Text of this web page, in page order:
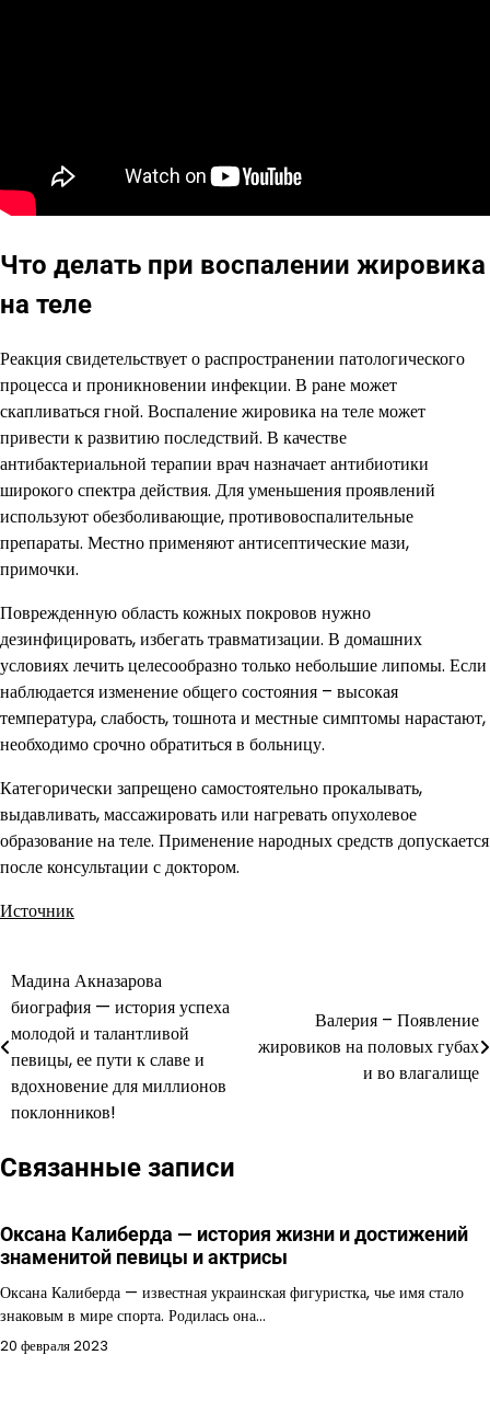
Что делать при воспалении жировика
на теле
Реакция свидетельствует о распространении патологического
процесса и проникновении инфекции. В ране может
скапливаться гной. Воспаление жировика на теле может
привести к развитию последствий. В качестве
антибактериальной терапии врач назначает антибиотики
широкого спектра действия. Для уменьшения проявлений
используют обезболивающие, противовоспалительные
препараты. Местно применяют антисептические мази,
примочки.
Поврежденную область кожных покровов нужно
дезинфицировать, избегать травматизации. В домашних
условиях лечить целесообразно только небольшие липомы. Если
наблюдается изменение общего состояния – высокая
температура, слабость, тошнота и местные симптомы нарастают,
необходимо срочно обратиться в больницу.
Категорически запрещено самостоятельно прокалывать,
выдавливать, массажировать или нагревать опухолевое
образование на теле. Применение народных средств допускается
после консультации с доктором.
Источник
Навигация
по
записям
Мадина Акназарова
биография — история успеха
молодой и талантливой
певицы, ее пути к славе и
вдохновение для миллионов
поклонников!
Валерия – Появление
жировиков на половых губах
и во влагалище
Связанные записи
Оксана Калиберда — история жизни и достижений
знаменитой певицы и актрисы
Оксана Калиберда — известная украинская фигуристка, чье имя стало
знаковым в мире спорта. Родилась она…
20 февраля 2023